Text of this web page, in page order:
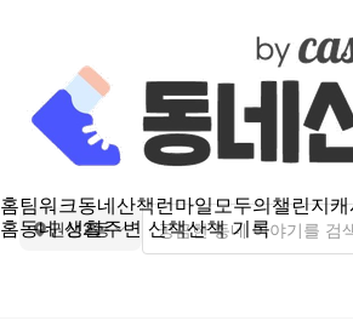
홈팀워크동네산책런마일모두의챌린지
홈동네 생활주변 산책산책 기록
권선2동